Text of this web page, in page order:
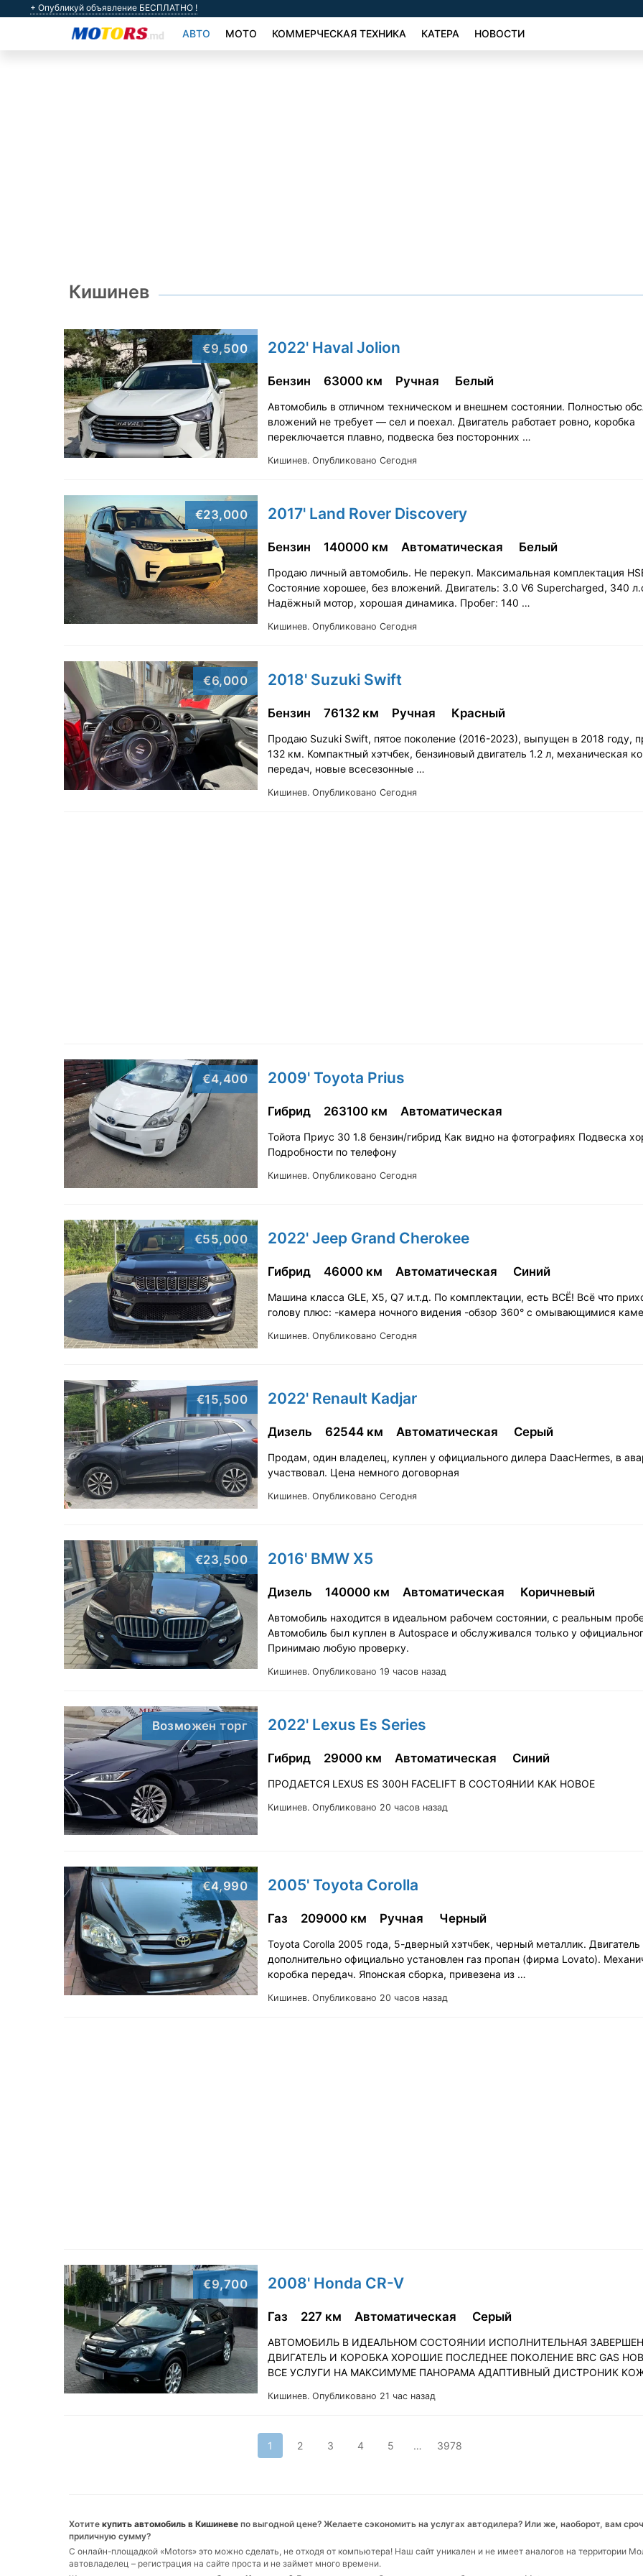
+ Опубликуй объявление БЕСПЛАТНО !
АВТО МОТО КОММЕРЧЕСКАЯ ТЕХНИКА КАТЕРА НОВОСТИ
Кишинев
€9,500 2022' Haval Jolion
Кишинев. Опубликовано Сегодня
Бензин 63000 км Ручная Белый
Автомобиль в отличном техническом и внешнем состоянии. Полностью
вложений не требует — сел и поехал. Двигатель работает ровно, коробка
переключается плавно, подвеска без посторонних …
€23,000 2017' Land Rover Discovery
Кишинев. Опубликовано Сегодня
Бензин 140000 км Автоматическая Белый
Продаю личный автомобиль. Не перекуп. Максимальная комплектация
Состояние хорошее, без вложений. Двигатель: 3.0 V6 Supercharged, 340
Надёжный мотор, хорошая динамика. Пробег: 140 …
€6,000 2018' Suzuki Swift
Кишинев. Опубликовано Сегодня
Бензин 76132 км Ручная Красный
Продаю Suzuki Swift, пятое поколение (2016-2023), выпущен в 2018 году,
132 км. Компактный хэтчбек, бензиновый двигатель 1.2 л, механическая
передач, новые всесезонные …
€4,400 2009' Toyota Prius
Кишинев. Опубликовано Сегодня
Гибрид 263100 км Автоматическая
Тойота Приус 30 1.8 бензин/гибрид Как видно на фотографиях Подвеска
Подробности по телефону
€55,000 2022' Jeep Grand Cherokee
Кишинев. Опубликовано Сегодня
Гибрид 46000 км Автоматическая Синий
Машина класса GLE, X5, Q7 и.т.д. По комплектации, есть ВСЁ! Всё что
голову плюс: -камера ночного видения -обзор 360° с омывающимися
€15,500 2022' Renault Kadjar
Кишинев. Опубликовано Сегодня
Дизель 62544 км Автоматическая Серый
Продам, один владелец, куплен у официального дилера DaacHermes, в
участвовал. Цена немного договорная
€23,500 2016' BMW X5
Кишинев. Опубликовано 19 часов назад
Дизель 140000 км Автоматическая Коричневый
Автомобиль находится в идеальном рабочем состоянии, с реальным
Автомобиль был куплен в Autospace и обслуживался только у
Принимаю любую проверку.
Возможен торг 2022' Lexus Es Series
Кишинев. Опубликовано 20 часов назад
Гибрид 29000 км Автоматическая Синий
ПРОДАЕТСЯ LEXUS ES 300H FACELIFT В СОСТОЯНИИ КАК НОВОЕ
€4,990 2005' Toyota Corolla
Кишинев. Опубликовано 20 часов назад
Газ 209000 км Ручная Черный
Toyota Corolla 2005 года, 5-дверный хэтчбек, черный металлик. Двигатель
дополнительно официально установлен газ пропан (фирма Lovato).
коробка передач. Японская сборка, привезена из …
€9,700 2008' Honda CR-V
Кишинев. Опубликовано 21 час назад
Газ 227 км Автоматическая Серый
АВТОМОБИЛЬ В ИДЕАЛЬНОМ СОСТОЯНИИ ИСПОЛНИТЕЛЬНАЯ
ДВИГАТЕЛЬ И КОРОБКА ХОРОШИЕ ПОСЛЕДНЕЕ ПОКОЛЕНИЕ BRC GAS
ВСЕ УСЛУГИ НА МАКСИМУМЕ ПАНОРАМА АДАПТИВНЫЙ ДИСТРОНИК
1 2 3 4 5 … 3978
Хотите купить автомобиль в Кишиневе по выгодной цене? Желаете сэкономить на услугах автодилера? Или же, наоборот, вам
приличную сумму?
С онлайн-площадкой «Motors» это можно сделать, не отходя от компьютера! Наш сайт уникален и не имеет аналогов на территории
автовладелец – регистрация на сайте проста и не займет много времени.